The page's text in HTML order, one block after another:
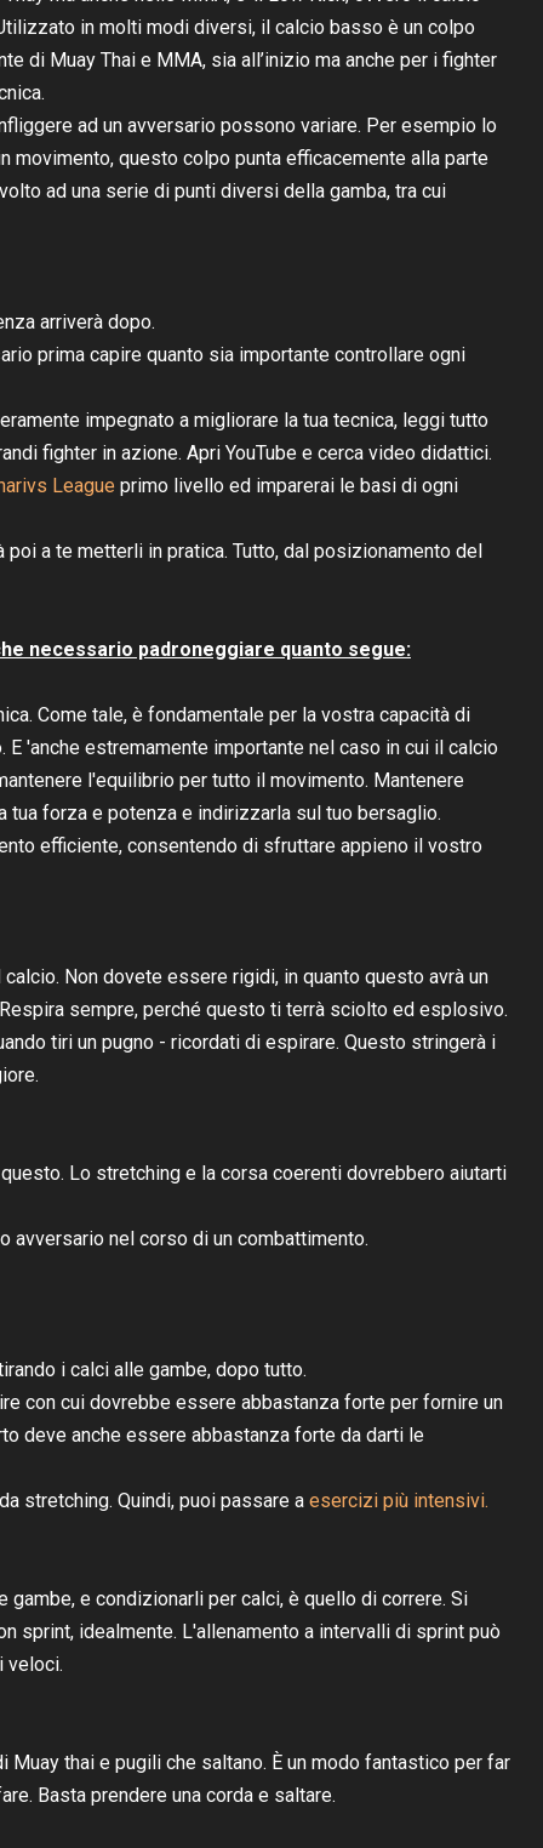
in molti modi diversi, il calcio basso è un colpo
di Muay Thai e MMA, sia all’inizio ma anche per i fighter
ad un avversario possono variare. Per esempio lo
movimento, questo colpo punta efficacemente alla parte
ad una serie di punti diversi della gamba, tra cui
arriverà dopo.
prima capire quanto sia importante controllare ogni
impegnato a migliorare la tua tecnica, leggi tutto
fighter in azione. Apri YouTube e cerca video didattici.
League primo livello ed imparerai le basi di ogni
a te metterli in pratica. Tutto, dal posizionamento del
necessario padroneggiare quanto segue:
Come tale, è fondamentale per la vostra capacità di
'anche estremamente importante nel caso in cui il calcio
l'equilibrio per tutto il movimento. Mantenere
forza e potenza e indirizzarla sul tuo bersaglio.
efficiente, consentendo di sfruttare appieno il vostro
Non dovete essere rigidi, in quanto questo avrà un
sempre, perché questo ti terrà sciolto ed esplosivo.
tiri un pugno - ricordati di espirare. Questo stringerà i
Lo stretching e la corsa coerenti dovrebbero aiutarti
avversario nel corso di un combattimento.
i calci alle gambe, dopo tutto.
con cui dovrebbe essere abbastanza forte per fornire un
deve anche essere abbastanza forte da darti le
stretching. Quindi, puoi passare a esercizi più intensivi.
e condizionarli per calci, è quello di correre. Si
sprint, idealmente. L'allenamento a intervalli di sprint può
veloci.
thai e pugili che saltano. È un modo fantastico per far
Basta prendere una corda e saltare.